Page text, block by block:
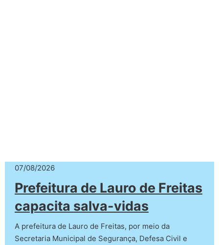
07/08/2026
Prefeitura de Lauro de Freitas
capacita salva-vidas
A prefeitura de Lauro de Freitas, por meio da
Secretaria Municipal de Segurança, Defesa Civil e